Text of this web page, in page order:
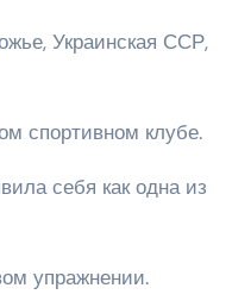
Украинская ССР,
спортивном клубе.
себя как одна из
упражнении.